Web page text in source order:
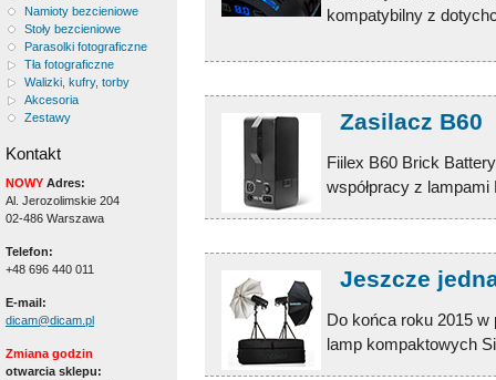
Namioty bezcieniowe
Stoły bezcieniowe
Parasolki fotograficzne
Tła fotograficzne
Walizki, kufry, torby
Akcesoria
Zestawy
Kontakt
NOWY Adres:
Al. Jerozolimskie 204
02-486 Warszawa
Telefon:
+48 696 440 011
E-mail:
dicam@dicam.pl
Zmiana godzin
otwarcia sklepu:
kompatybilny z
Zasilacz B60
Fiilex B60 Brick
współpracy z lampami
Jeszcze
Do końca roku 2015
lamp kompaktowych